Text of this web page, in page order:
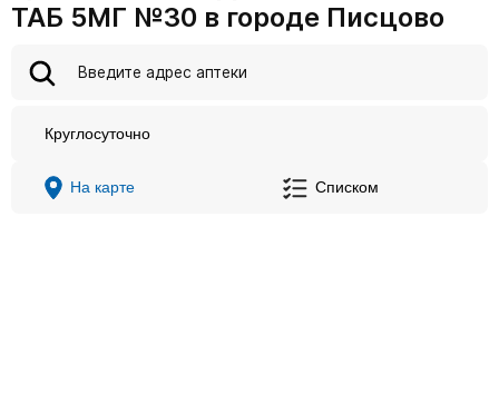
ТАБ 5МГ №30 в городе Писцово
Круглосуточно
На карте Списком